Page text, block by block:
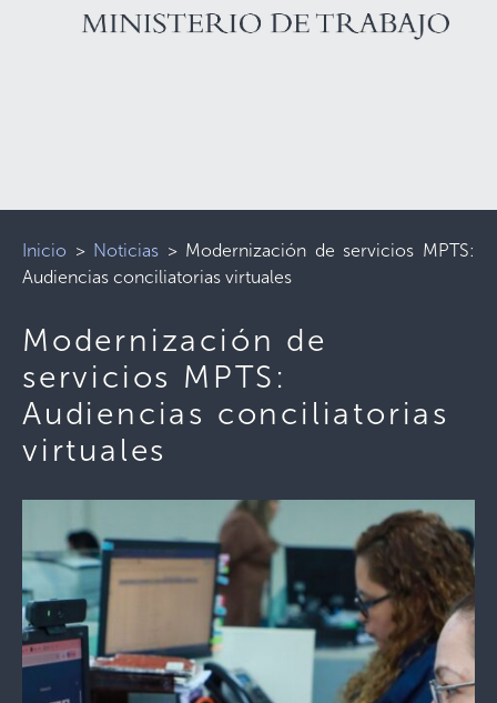
Inicio > Noticias > Modernización de servicios MPTS:
Audiencias conciliatorias virtuales
Modernización de
servicios MPTS:
Audiencias conciliatorias
virtuales